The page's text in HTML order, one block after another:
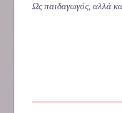
Ως παιδαγωγός, αλλά